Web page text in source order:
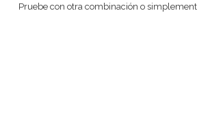
Pruebe con otra combinación o